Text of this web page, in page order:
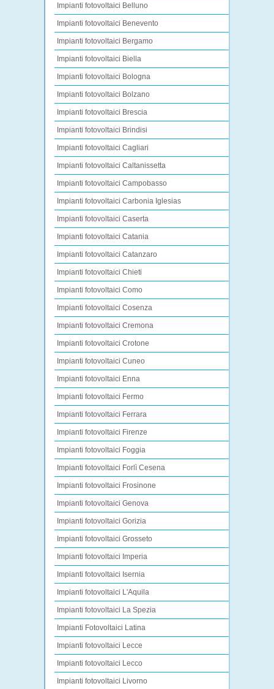
Impianti fotovoltaici Belluno
Impianti fotovoltaici Benevento
Impianti fotovoltaici Bergamo
Impianti fotovoltaici Biella
Impianti fotovoltaici Bologna
Impianti fotovoltaici Bolzano
Impianti fotovoltaici Brescia
Impianti fotovoltaici Brindisi
Impianti fotovoltaici Cagliari
Impianti fotovoltaici Caltanissetta
Impianti fotovoltaici Campobasso
Impianti fotovoltaici Carbonia Iglesias
Impianti fotovoltaici Caserta
Impianti fotovoltaici Catania
Impianti fotovoltaici Catanzaro
Impianti fotovoltaici Chieti
Impianti fotovoltaici Como
Impianti fotovoltaici Cosenza
Impianti fotovoltaici Cremona
Impianti fotovoltaici Crotone
Impianti fotovoltaici Cuneo
Impianti fotovoltaici Enna
Impianti fotovoltaici Fermo
Impianti fotovoltaici Ferrara
Impianti fotovoltaici Firenze
Impianti fotovoltaici Foggia
Impianti fotovoltaici Forlì Cesena
Impianti fotovoltaici Frosinone
Impianti fotovoltaici Genova
Impianti fotovoltaici Gorizia
Impianti fotovoltaici Grosseto
Impianti fotovoltaici Imperia
Impianti fotovoltaici Isernia
Impianti fotovoltaici L'Aquila
Impianti fotovoltaici La Spezia
Impianti Fotovoltaici Latina
Impianti fotovoltaici Lecce
Impianti fotovoltaici Lecco
Impianti fotovoltaici Livorno